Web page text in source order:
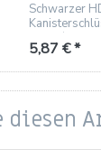
schwarz,
ND45
Schwarzer
passend für
5,87 € *
diesen